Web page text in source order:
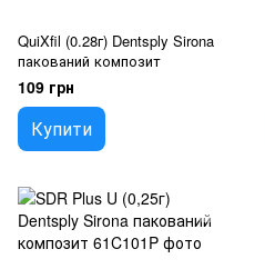
QuiXfil (0.28г) Dentsply Sirona
пакований композит
109 грн
Купити